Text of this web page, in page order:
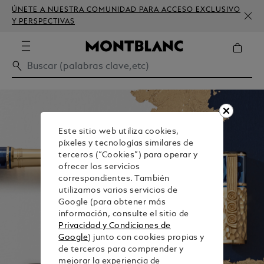
ÚNETE A NUESTRA COMUNIDAD PARA ACCESO EXCLUSIVO
Y PERSPECTIVAS
Este sitio web utiliza cookies,
píxeles y tecnologías similares de
terceros (“Cookies”) para operar y
ofrecer los servicios
correspondientes. También
utilizamos varios servicios de
Google (para obtener más
información, consulte el sitio de
Privacidad y Condiciones de
Google) junto con cookies propias y
de terceros para comprender y
mejorar la experiencia de